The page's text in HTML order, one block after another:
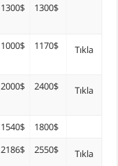
1300$ 1300$
1000$ 1170$ Tıkla
2000$ 2400$ Tıkla
1540$
1800$
2186$ 2550$ Tıkla